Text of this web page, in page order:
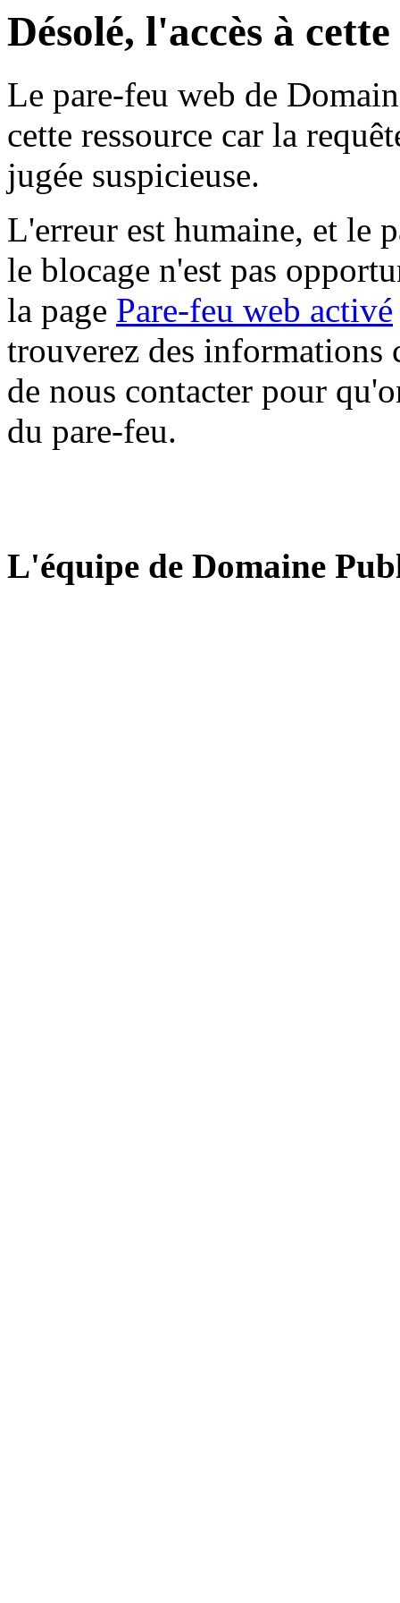
Désolé, l'accès à
Le pare-feu web de
cette ressource car la
jugée suspicieuse.
L'erreur est humaine, et le
le blocage n'est pas
la page Pare-feu web activé
trouverez des informations
de nous contacter pour
du pare-feu.
L'équipe de Domaine